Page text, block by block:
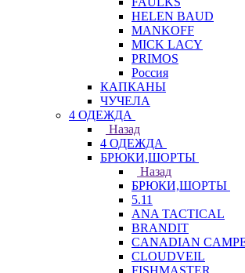
HELEN BAUD
MANKOFF
MICK LACY
PRIMOS
Россия
КАПКАНЫ
ЧУЧЕЛА
4 ОДЕЖДА
Назад
4 ОДЕЖДА
БРЮКИ,ШОРТЫ
Назад
БРЮКИ,ШОРТЫ
5.11
ANA TACTICAL
BRANDIT
CANADIAN
CLOUDVEIL
FISHMASTER